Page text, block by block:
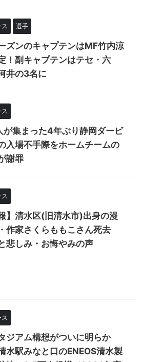
ス 選手
ズンのキャプテンはMF竹内涼
！副キャプテンはテセ・六
井の3名に
ス
が集まった4年ぶり静岡ダービ
入場不手際をホームチームの
謝罪
ス
報】清水区(旧清水市)出身の漫
作家さくらももこさん死去
悲しみ・お悔やみの声
ス
ジアム構想がついに明らか
水駅みなと口のENEOS清水製